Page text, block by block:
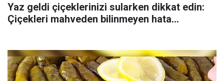
Yaz geldi çiçeklerinizi sularken dikkat edin:
Çiçekleri mahveden bilinmeyen hata...